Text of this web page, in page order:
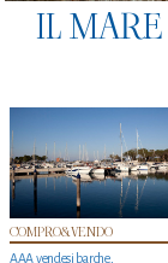
IL
COMPRO&VENDO
AAA vendesi barche,